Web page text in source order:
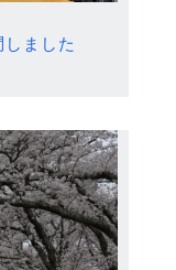
ました